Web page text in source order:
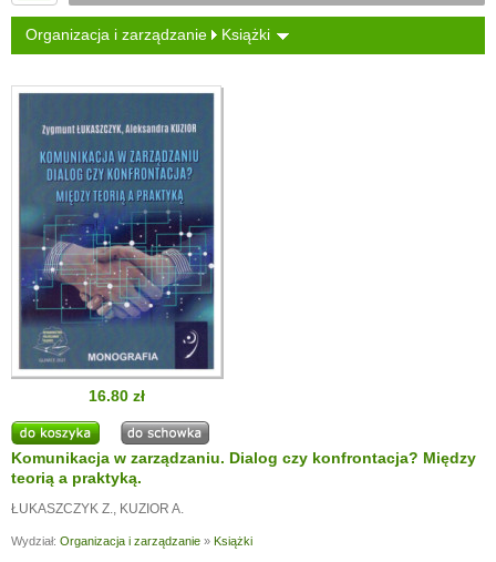
Organizacja i zarządzanie Książki
16.80 zł
Komunikacja w zarządzaniu. Dialog czy konfrontacja? Między
teorią a praktyką.
ŁUKASZCZYK Z., KUZIOR A.
Wydział: Organizacja i zarządzanie » Książki